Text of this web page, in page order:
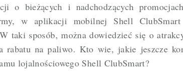
o bieżących i nadchodzących
w aplikacji mobilnej Shell
taki sposób, można dowiedzieć się o
rabatu na paliwo. Kto wie, jakie jeszcze
lojalnościowego Shell ClubSmart?